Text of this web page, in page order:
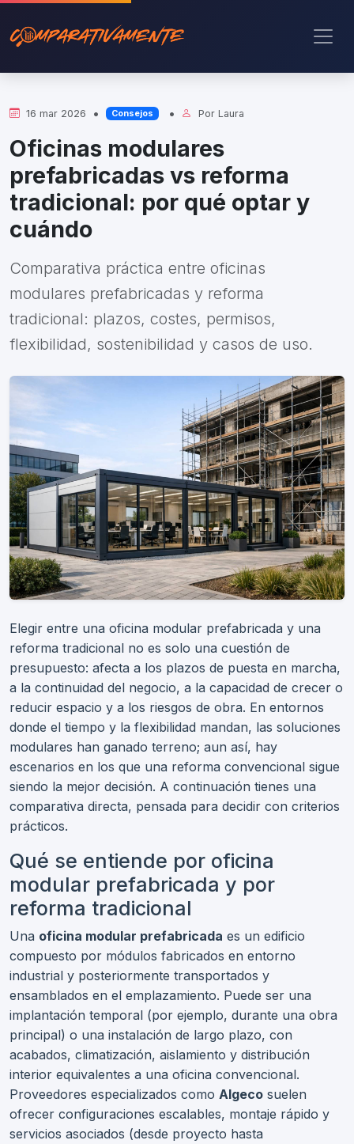
16 mar 2026 • Consejos • PorLaura
Oficinas modulares
prefabricadas vs reforma
tradicional: por qué optar y
cuándo
Comparativa práctica entre oficinas
modulares prefabricadas y reforma
tradicional: plazos, costes, permisos,
flexibilidad, sostenibilidad y casos de uso.
Elegir entre una oficina modular prefabricada y una
reforma tradicional no es solo una cuestión de
presupuesto: afecta a los plazos de puesta en marcha,
a la continuidad del negocio, a la capacidad de crecer o
reducir espacio y a los riesgos de obra. En entornos
donde el tiempo y la flexibilidad mandan, las soluciones
modulares han ganado terreno; aun así, hay
escenarios en los que una reforma convencional sigue
siendo la mejor decisión. A continuación tienes una
comparativa directa, pensada para decidir con criterios
prácticos.
Qué se entiende por oficina
modular prefabricada y por
reforma tradicional
Una oficina modular prefabricada es un edificio
compuesto por módulos fabricados en entorno
industrial y posteriormente transportados y
ensamblados en el emplazamiento. Puede ser una
implantación temporal (por ejemplo, durante una obra
principal) o una instalación de largo plazo, con
acabados, climatización, aislamiento y distribución
interior equivalentes a una oficina convencional.
Proveedores especializados como Algeco suelen
ofrecer configuraciones escalables, montaje rápido y
servicios asociados (desde proyecto hasta